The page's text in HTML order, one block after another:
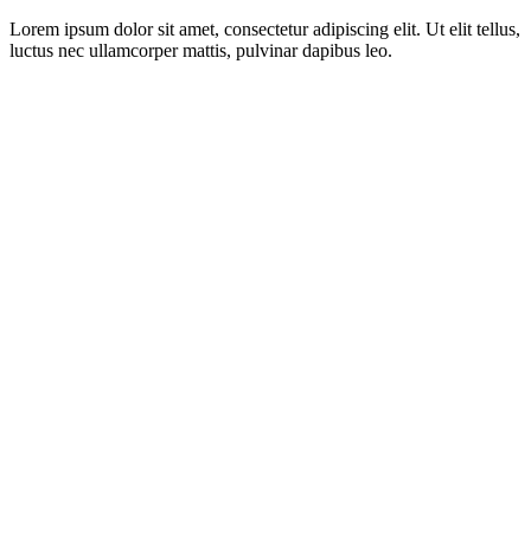
Lorem ipsum dolor sit amet, consectetur adipiscing elit. Ut elit tellus,
luctus nec ullamcorper mattis, pulvinar dapibus leo.